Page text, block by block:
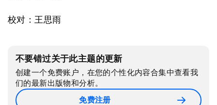
校对：王思雨
不要错过关于此主题的更新
创建一个免费账户，在您的个性化内容合集中查看我
们的最新出版物和分析。
免费注册